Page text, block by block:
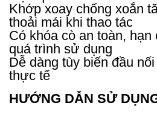
Khớp xoay chống xoắn
thoải mái khi thao tác
Có khóa cò an toàn, hạn
quá trình sử dụng
Dễ dàng tùy biến đầu
thực tế
HƯỚNG DẪN SỬ